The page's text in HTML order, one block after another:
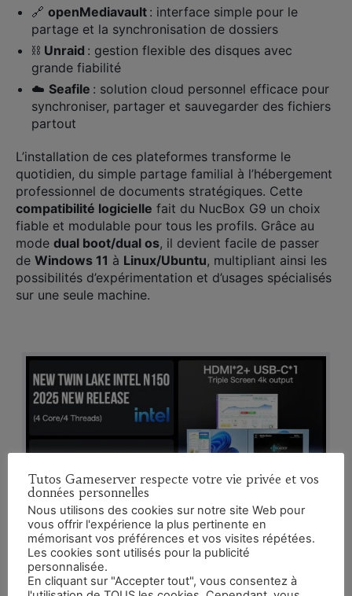
🔗 openMediavault : interface simple pour le
partage et la synchronisation de dossiers
⛓️ Unraid : gestion flexible des disques avec
grande fiabilité
☁️ Seafile : solution cloud personnel efficace pour
synchroniser, partager et sauvegarder des fichiers
partout
L’installation de ces plateformes transforme le
quotidien, du simple partage familial à l’hébergement
professionnel de documents stratégiques. Cette
compatibilité logicielle fait du NucBox G9 un choix
fiable et modulable pour tous les profils. Grâce au
mode dual boot/dual os, il devient facile de passer
de Windows 11 à Linux/Ubuntu, multipliant ainsi les
possibilités d’expérimentation et d’usages spécialisés
sur une seule machine.
Tutos Gameserver respecte votre vie privée et vos
données personnelles
Nous utilisons des cookies sur notre site Web pour
vous offrir l'expérience la plus pertinente en
mémorisant vos préférences et vos visites répétées.
Les cookies sont utilisés pour la publicité
personnalisée.
En cliquant sur "Accepter tout", vous consentez à